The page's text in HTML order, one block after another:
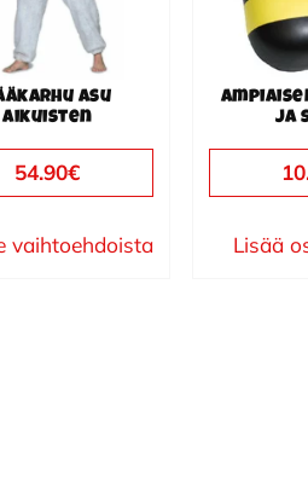
asu
aikuisten
54.90€
vaihtoehdoista
ja
Lisää